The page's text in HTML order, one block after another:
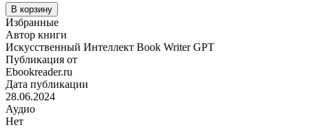
Количество
товара
Технология
и
прогресс:
Как
инновации
меняли
повседневную
жизнь
В корзину
Избранные
Автор книги
Искусственный Интеллект Book Writer GPT
Публикация от
Ebookreader.ru
Дата публикации
28.06.2024
Аудио
Нет